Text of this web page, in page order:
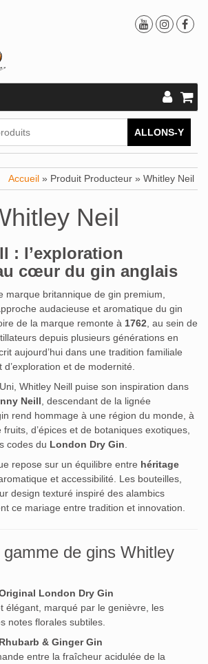
ALLONS-Y
Accueil » Produit Producteur » Whitley Neil
Neil
: l’exploration
cœur du gin anglais
marque britannique de gin premium,
audacieuse et aromatique du gin
de la marque remonte à 1762 , au sein de
depuis plusieurs générations en
aujourd’hui dans une tradition familiale
et de modernité.
Whitley Neill puise son inspiration dans
Neill , descendant de la lignée
rend hommage à une région du monde, à
fruits, d’épices et de botaniques exotiques,
codes du London Dry Gin
repose sur un équilibre entre héritage
et accessibilité. Les bouteilles,
design texturé inspiré des alambics
ce mariage entre tradition et innovation.
de gins Whitley
London Dry Gin
élégant, marqué par le genièvre, les
notes florales subtiles.
& Ginger Gin
entre la fraîcheur acidulée de la